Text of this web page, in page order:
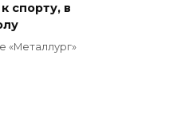
спорту, в
«Металлург»